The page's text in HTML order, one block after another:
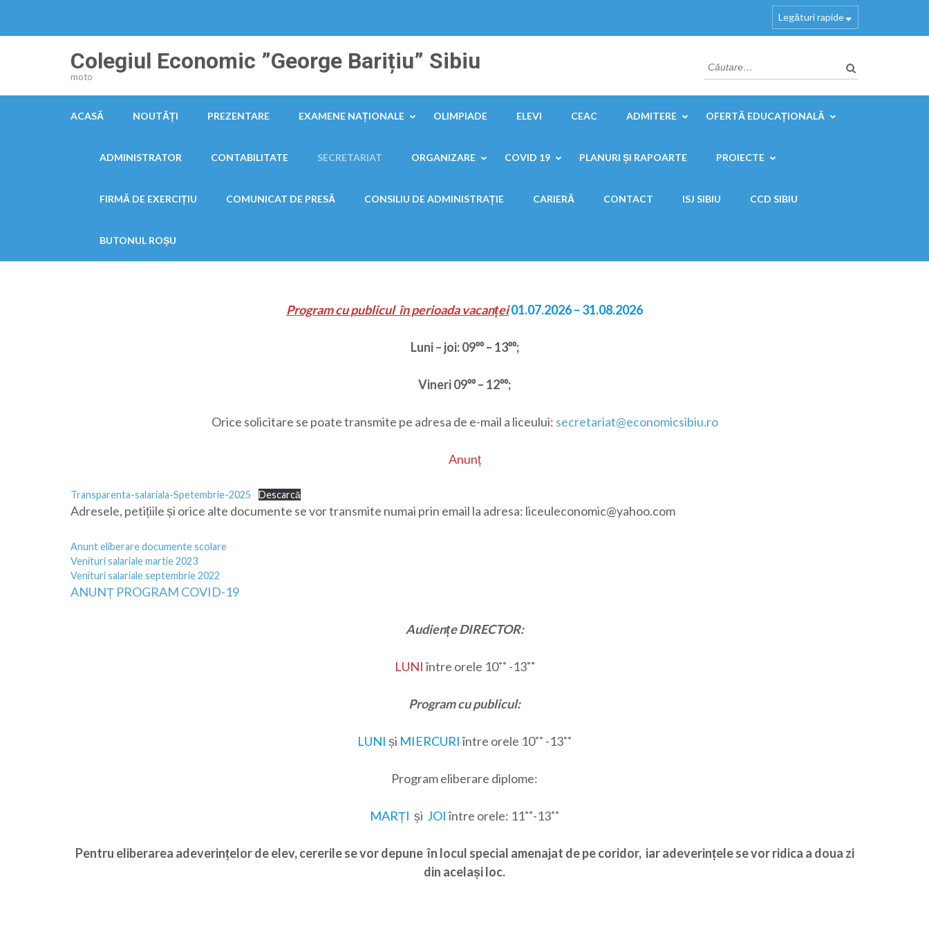
Legături rapide
Colegiul Economic ”George Barițiu” Sibiu
moto
Caută
după:
ACASĂ NOUTĂȚI PREZENTARE EXAMENE NAȚIONALE OLIMPIADE ELEVI CEAC ADMITERE OFERTĂ EDUCAȚIONALĂ
ADMINISTRATOR CONTABILITATE SECRETARIAT ORGANIZARE COVID 19 PLANURI ȘI RAPOARTE PROIECTE
FIRMĂ DE EXERCIȚIU COMUNICAT DE PRESĂ CONSILIU DE ADMINISTRAȚIE CARIERĂ CONTACT ISJ SIBIU CCD SIBIU
BUTONUL ROȘU
Program cu publicul în perioada vacanței01.07.2026 – 31.08.2026
Luni – joi: 09⁰⁰ – 13⁰⁰;
Vineri 09⁰⁰ – 12⁰⁰;
Orice solicitare se poate transmite pe adresa de e-mail a liceului: secretariat@economicsibiu.ro
Anunț
Transparenta-salariala-Spetembrie-2025 Descarcă
Adresele, petițiile și orice alte documente se vor transmite numai prin email la adresa: liceuleconomic@yahoo.com
Anunt eliberare documente scolare
Venituri salariale martie 2023
Venituri salariale septembrie 2022
ANUNȚ PROGRAM COVID-19
Audiențe DIRECTOR:
LUNIîntre orele 10˚˚ -13˚˚
Program cu publicul:
LUNI și MIERCURIîntre orele 10˚˚ -13˚˚
Program eliberare diplome:
MARȚI și JOIîntre orele: 11˚˚-13˚˚
Pentru eliberarea adeverințelor de elev, cererile se vor depune în locul special amenajat de pe coridor, iar adeverințele se vor ridica a doua zi
din același loc.